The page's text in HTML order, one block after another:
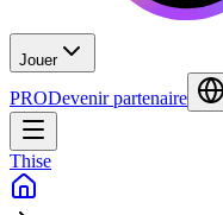
Jouer
PRODevenir partenaire
Thise